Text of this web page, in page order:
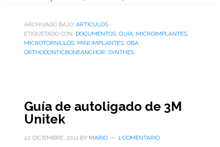
del
Orthodontic
ARCHIVADO BAJO: ARTÌCULOS
ETIQUETADO CON: DOCUMENTOS, GUÌA, MICROIMPLANTES,
MICROTORNILLOS, MINI IMPLANTES, OBA,
ORTHODONTICBONEANCHOR, SYNTHES
Guía de autoligado de 3M
Unitek
22 DICIEMBRE, 2011BY MARIO 1 COMENTARIO